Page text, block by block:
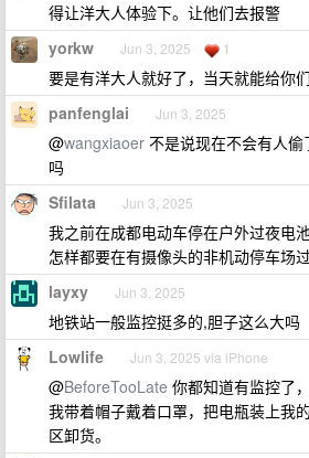
得让洋大人体验下。让他们去报警
yorkw Jun 3, 2025 1
要是有洋大人就好了，当天就能给你
panfenglai Jun 3, 2025
@wangxiaoer 不是说现在不会有人
吗
Sfilata Jun 3, 2025
我之前在成都电动车停在户外过夜电
怎样都要在有摄像头的非机动停车场过
layxy Jun 3, 2025
地铁站一般监控挺多的,胆子这么大吗
Lowlife Jun 3, 2025 via iPhone
@BeforeTooLate 你都知道有监控了
我带着帽子戴着口罩，把电瓶装上我
区卸货。